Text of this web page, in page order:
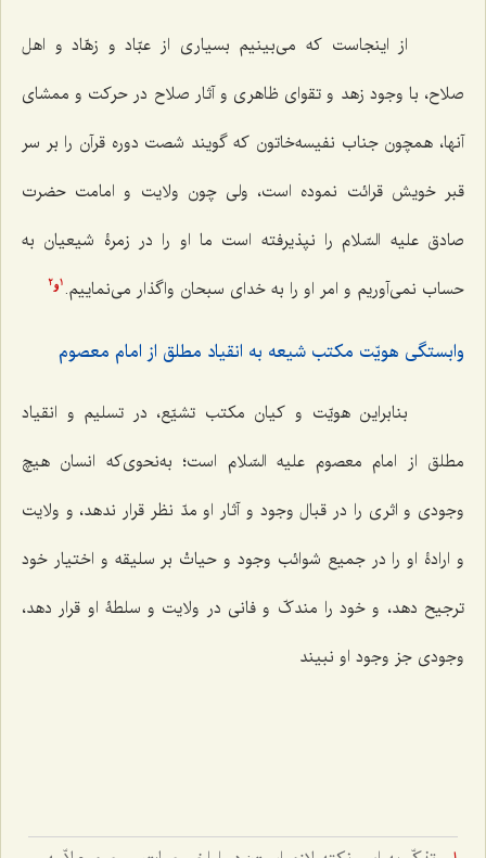
از اینجاست که می‌بینیم بسیاری از عبّاد و زهّاد و اهل
صلاح، با وجود زهد و تقوای ظاهری و آثار صلاح در حرکت و ممشای
آنها، همچون جناب نفیسه‌خاتون که گویند شصت دوره قرآن را بر سر
قبر خویش قرائت نموده است، ولی چون ولایت و امامت حضرت
صادق علیه السّلام را نپذیرفته است ما او را در زمرۀ شیعیان به
‌حساب نمی‌آوریم و امر او را به خدای سبحان واگذار می‌نماییم. 1و2
وابستگی هویّت مکتب شیعه به انقیاد مطلق از امام معصوم
بنابراین هویّت و کیان مکتب تشیّع، در تسلیم و انقیاد
مطلق از امام معصوم علیه السّلام است؛ به‌نحوی‌که انسان هیچ
وجودی و اثری را در قبال وجود و آثار او مدّ نظر قرار ندهد، و ولایت
و ارادۀ او را در جمیع شوائب وجود و حیاتْ بر سلیقه و اختیار خود
ترجیح دهد، و خود را مندکّ و فانی در ولایت و سلطۀ او قرار دهد،
وجودی جز وجود او نبیند